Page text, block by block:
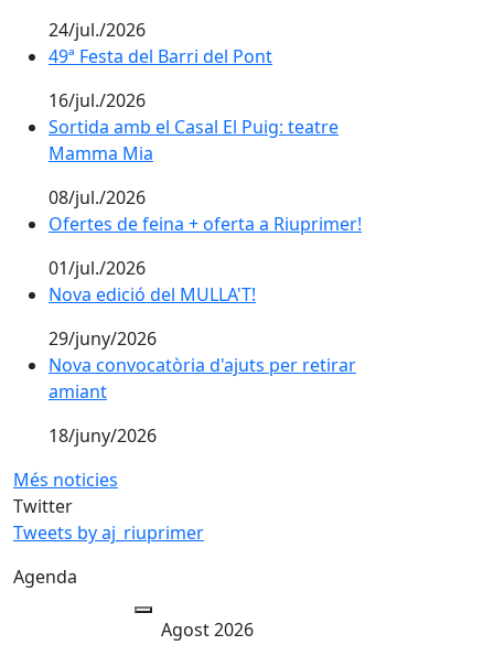
24/jul./2026
49ª Festa del Barri del Pont
49ª Festa del Barri del Pont
16/jul./2026
Sortida amb el Casal El Puig: teatre Mamma Mia
Sortida amb el Casal El Puig: teatre
Mamma Mia
08/jul./2026
Ofertes de feina + oferta a Riuprimer!
Ofertes de feina + oferta a Riuprimer!
01/jul./2026
Nova edició del MULLA'T!
Nova edició del MULLA'T!
29/juny/2026
Nova convocatòria d'ajuts per retirar
amiant
18/juny/2026
Més noticies
Twitter
Tweets by aj_riuprimer
Agenda
Agost 2026